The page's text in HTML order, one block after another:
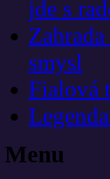
jde s
smysl
Fialová
Menu